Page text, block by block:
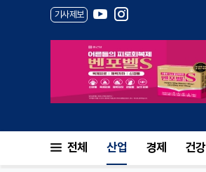
기사제보
전체 산업 경제 건